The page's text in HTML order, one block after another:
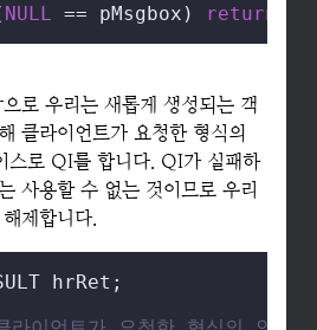
NULL == pMsgbox) return
로 우리는 새롭게 생성되는 객
클라이언트가 요청한 형식의
스로 QI를 합니다. QI가 실패하
사용할 수 없는 것이므로 우리
제합니다.
hrRet;